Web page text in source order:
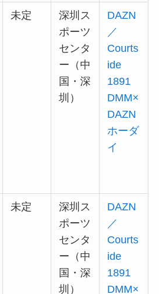
未定
深圳ス
ポーツ
センタ
ー（中
国・深
圳）
DAZN
／
Courts
ide
1891
DMM×
DAZN
ホーダ
イ
未定
深圳ス
ポーツ
センタ
ー（中
国・深
圳）
DAZN
／
Courts
ide
1891
DMM×